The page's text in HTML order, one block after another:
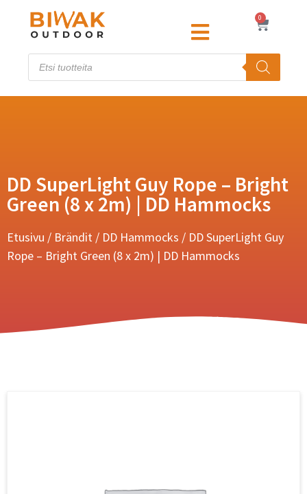
0
DD SuperLight Guy Rope – Bright
Green (8 x 2m) | DD Hammocks
Etusivu / Brändit / DD Hammocks / DD SuperLight Guy
Rope – Bright Green (8 x 2m) | DD Hammocks